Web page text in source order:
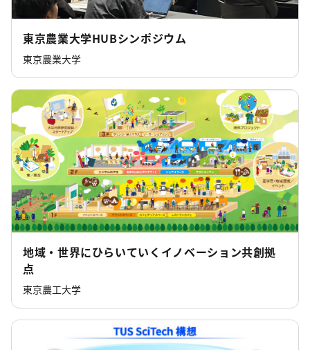
東京農業大学HUBシンポジウム
東京農業大学
地域・世界にひらいていくイノベーション共創拠
点
東京農工大学